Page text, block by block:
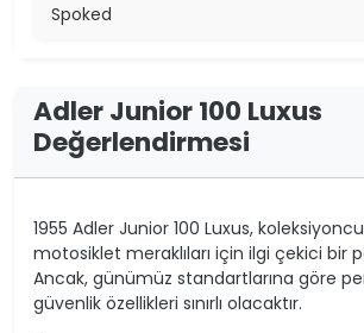
Spoked
Adler Junior 100 Luxus
Değerlendirmesi
1955 Adler Junior 100 Luxus,
motosiklet meraklıları için ilgi çekici bir
Ancak, günümüz standartlarına göre
güvenlik özellikleri sınırlı olacaktır.